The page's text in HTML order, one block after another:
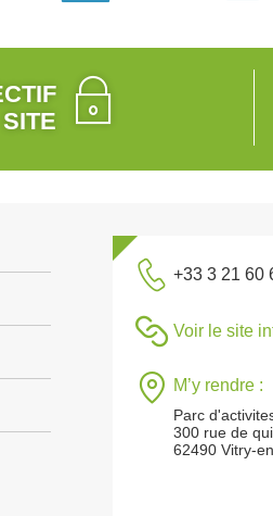
SITE
+33 3 21 60
Voir le site
M’y rendre :
Parc
300 rue de
62490 Vitry-